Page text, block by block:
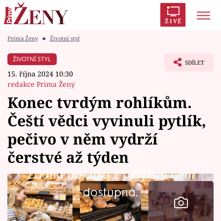
ŽIVĚ
Módní alarm
Témata
Celebrity
Vztahy
Seriály
Prima Ženy ■ Životní styl
ŽIVOTNÍ STYL
15. října 2024 10:30
redakce Prima Ženy
SDÍLET
Konec tvrdým rohlíkům.
Čeští vědci vyvinuli pytlík,
pečivo v něm vydrží
čerstvé až týden
Žádná položka z playlistu není
dostupná.